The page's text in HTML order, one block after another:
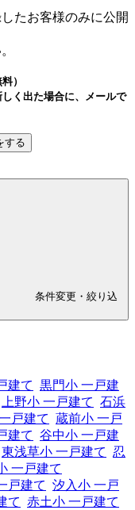
したお客様のみに公開
）
く出た場合に、メールで
条件変更・絞り込
建て 黒門小 一戸建
上野小 一戸建て 石浜
戸建て 蔵前小 一戸
建て 谷中小 一戸建
東浅草小 一戸建て
忍
一戸建て
戸建て 汐入小 一戸
て 赤土小 一戸建て